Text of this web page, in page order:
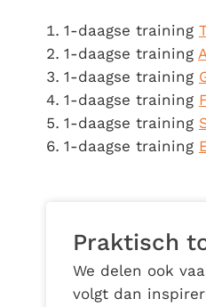
1-daagse training
1-daagse training
1-daagse training
1-daagse training
1-daagse training
1-daagse training
Praktisch
We delen ook
volgt dan